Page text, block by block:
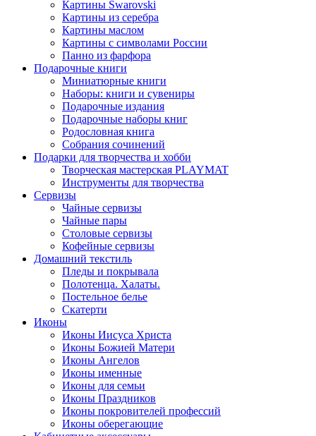
Картины Swarovski
Картины из серебра
Картины маслом
Картины с символами России
Панно из фарфора
Подарочные книги
Миниатюрные книги
Наборы: книги и сувениры
Подарочные издания
Подарочные наборы книг
Родословная книга
Собрания сочинений
Подарки для творчества и хобби
Творческая мастерская PLAYMAT
Инструменты для творчества
Cервизы
Чайные сервизы
Чайные пары
Столовые сервизы
Кофейные сервизы
Домашний текстиль
Пледы и покрывала
Полотенца. Халаты.
Постельное белье
Скатерти
Иконы
Иконы Иисуса Христа
Иконы Божией Матери
Иконы Ангелов
Иконы именные
Иконы для семьи
Иконы Праздников
Иконы покровителей профессий
Иконы оберегающие